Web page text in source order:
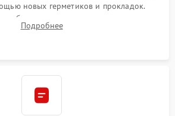
новых герметиков и прокладок.
матрицы по эталонному
для точного измерения температур.
Подробнее